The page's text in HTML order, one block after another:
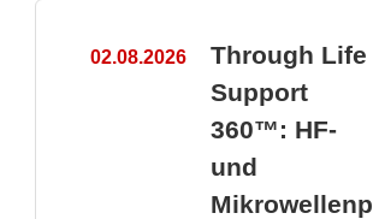
02.08.2026
Through Life
Support
360™: HF-
und
Mikrowellenp